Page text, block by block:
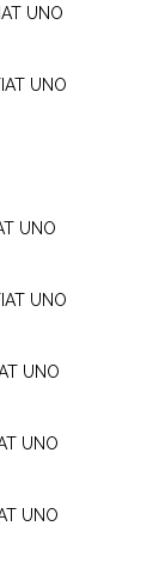
UNO
UNO
UNO
UNO
UNO
UNO
UNO
UNO